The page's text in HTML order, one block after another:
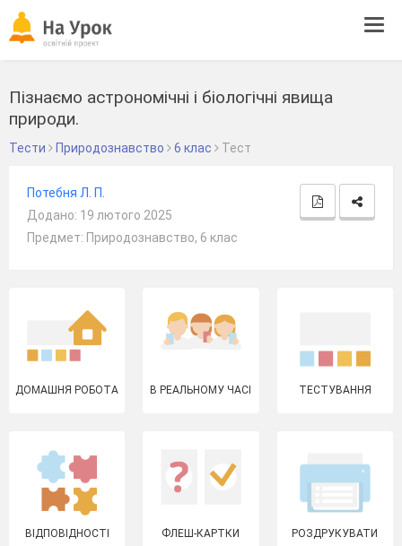
Пізнаємо астрономічні і біологічні явища
природи.
Тести Природознавство 6 клас Тест
Потебня Л. П.
Додано: 19 лютого 2025
Предмет: Природознавство, 6 клас
ДОМАШНЯ РОБОТА В РЕАЛЬНОМУ ЧАСІ ТЕСТУВАННЯ
ВІДПОВІДНОСТІ ФЛЕШ-КАРТКИ РОЗДРУКУВАТИ